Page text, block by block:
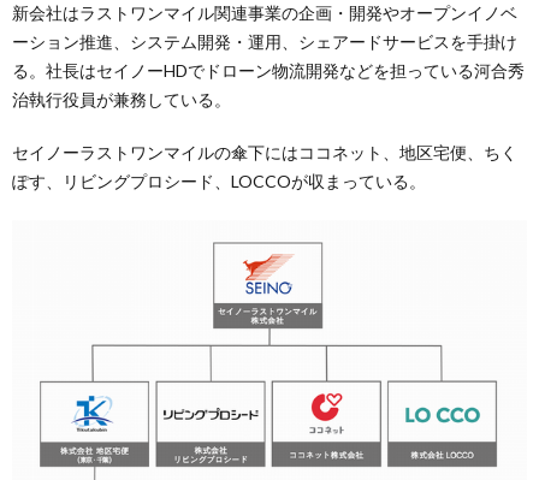
新会社はラストワンマイル関連事業の企画・開発やオープンイノベ
ーション推進、システム開発・運用、シェアードサービスを手掛け
る。社長はセイノーHDでドローン物流開発などを担っている河合秀
治執行役員が兼務している。
セイノーラストワンマイルの傘下にはココネット、地区宅便、ちく
ぽす、リビングプロシード、LOCCOが収まっている。